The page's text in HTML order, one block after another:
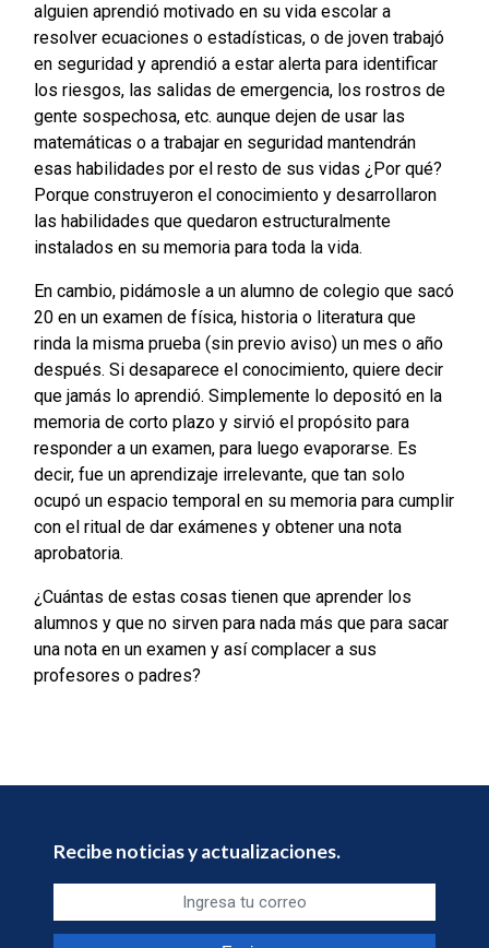
alguien aprendió motivado en su vida escolar a
resolver ecuaciones o estadísticas, o de joven trabajó
en seguridad y aprendió a estar alerta para identificar
los riesgos, las salidas de emergencia, los rostros de
gente sospechosa, etc. aunque dejen de usar las
matemáticas o a trabajar en seguridad mantendrán
esas habilidades por el resto de sus vidas ¿Por qué?
Porque construyeron el conocimiento y desarrollaron
las habilidades que quedaron estructuralmente
instalados en su memoria para toda la vida.
En cambio, pidámosle a un alumno de colegio que sacó
20 en un examen de física, historia o literatura que
rinda la misma prueba (sin previo aviso) un mes o año
después. Si desaparece el conocimiento, quiere decir
que jamás lo aprendió. Simplemente lo depositó en la
memoria de corto plazo y sirvió el propósito para
responder a un examen, para luego evaporarse. Es
decir, fue un aprendizaje irrelevante, que tan solo
ocupó un espacio temporal en su memoria para cumplir
con el ritual de dar exámenes y obtener una nota
aprobatoria.
¿Cuántas de estas cosas tienen que aprender los
alumnos y que no sirven para nada más que para sacar
una nota en un examen y así complacer a sus
profesores o padres?
Recibe noticias y actualizaciones.